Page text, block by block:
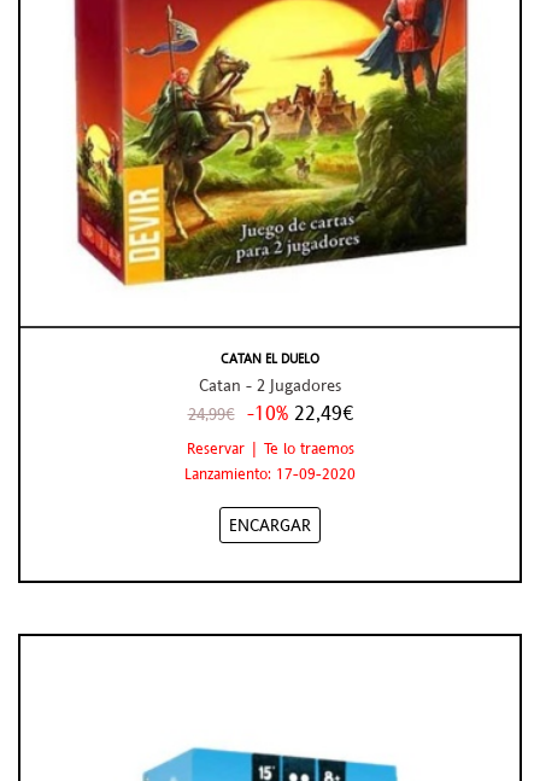
CATAN EL DUELO
Catan - 2 Jugadores
24,99€ -10% 22,49€
Reservar | Te lo traemos
Lanzamiento: 17-09-2020
ENCARGAR